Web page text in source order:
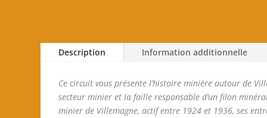
Description Information additionnelle
Ce circuit vous présente l’histoire minière autour de
secteur minier et la faille responsable d’un filon
minier de Villemagne, actif entre 1924 et 1936, ses